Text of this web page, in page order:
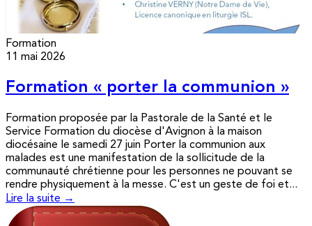
Formation
11 mai 2026
Formation « porter la communion »
Formation proposée par la Pastorale de la Santé et le
Service Formation du diocèse d'Avignon à la maison
diocésaine le samedi 27 juin Porter la communion aux
malades est une manifestation de la sollicitude de la
communauté chrétienne pour les personnes ne pouvant se
rendre physiquement à la messe. C'est un geste de foi et...
Lire la suite →